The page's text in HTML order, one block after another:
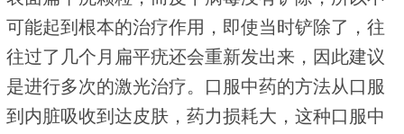
可能起到根本的治疗作用，即使当时铲除了，往
往过了几个月扁平疣还会重新发出来，因此建议
是进行多次的激光治疗。口服中药的方法从口服
到内脏吸收到达皮肤，药力损耗大，这种口服中